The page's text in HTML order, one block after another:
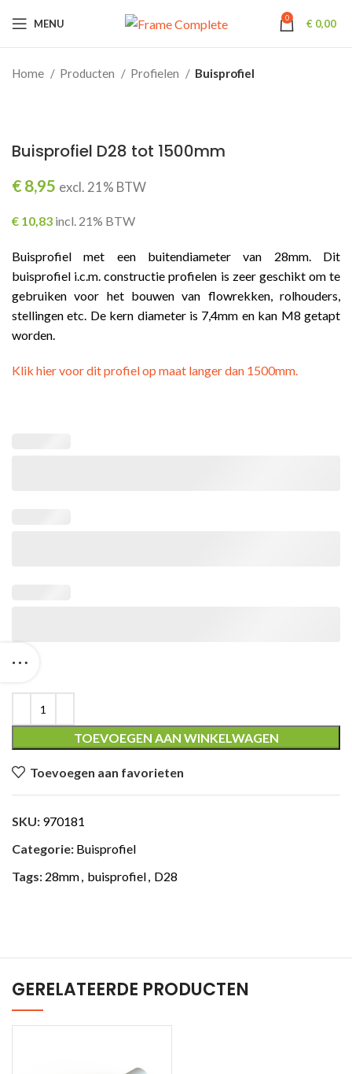
MENU 0 € 0,00
Home Producten Profielen Buisprofiel
Buisprofiel D28 tot 1500mm
€ 8,95 excl. 21% BTW
€ 10,83 incl. 21% BTW
Buisprofiel met een buitendiameter van 28mm. Dit
buisprofiel i.c.m. constructie profielen is zeer geschikt om te
gebruiken voor het bouwen van flowrekken, rolhouders,
stellingen etc. De kern diameter is 7,4mm en kan M8 getapt
worden.
Klik hier voor dit profiel op maat langer dan 1500mm.
TOEVOEGEN AAN WINKELWAGEN
Toevoegen aan favorieten
SKU: 970181
Categorie: Buisprofiel
Tags: 28mm, buisprofiel, D28
GERELATEERDE PRODUCTEN